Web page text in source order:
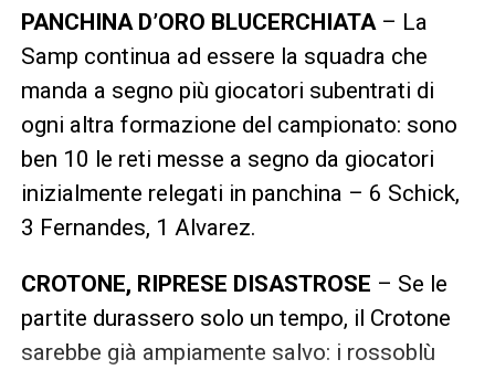
PANCHINA D’ORO BLUCERCHIATA– La
Samp continua ad essere la squadra che
manda a segno più giocatori subentrati di
ogni altra formazione del campionato: sono
ben 10 le reti messe a segno da giocatori
inizialmente relegati in panchina – 6 Schick,
3 Fernandes, 1 Alvarez.
CROTONE, RIPRESE DISASTROSE – Se le
partite durassero solo un tempo, il Crotone
sarebbe già ampiamente salvo: i rossoblù